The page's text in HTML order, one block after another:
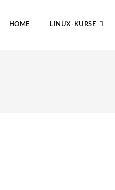
HOME LINUX-KURSE